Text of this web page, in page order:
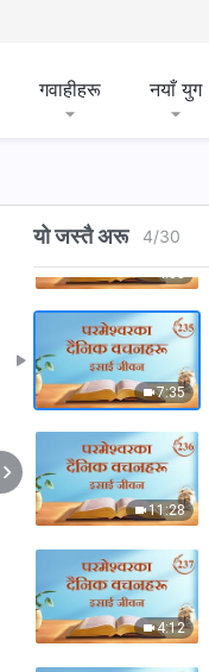
गवाहीहरू नयाँ युग
यो जस्तै अरू 4/30
4:03
7:35
11:28
4:12